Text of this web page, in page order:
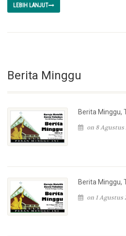
LEBIH LANJUT
Berita Minggu
Berita Minggu,
on 8 Agustus
Berita Minggu,
on 1 Agustus